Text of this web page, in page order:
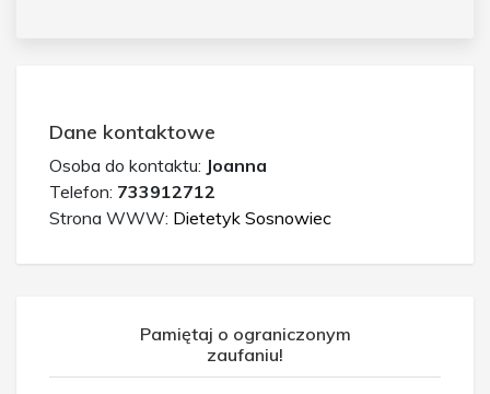
Dane kontaktowe
Osoba do kontaktu: Joanna
Telefon: 733912712
Strona WWW: Dietetyk Sosnowiec
Pamiętaj o ograniczonym
zaufaniu!